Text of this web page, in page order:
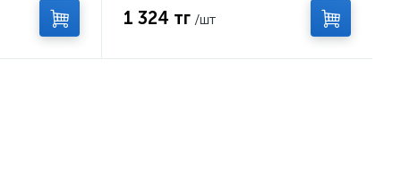
1 324 тг /шт